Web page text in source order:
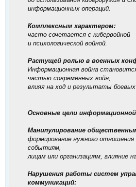
информационных операций.
Комплексным характером:
часто сочетается с кибервойной
и психологической войной.
Растущей ролью в военных
Информационная война
частью современных войн,
влияя на ход и результаты
Основные цели
Манипулирование
формирование нужного отношения
событиям,
лицам или организациям, влияние
Нарушения работы систем
коммуникаций: